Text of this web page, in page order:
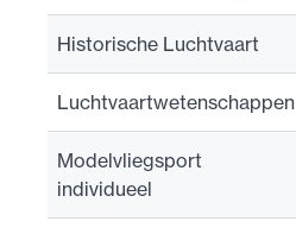
Historische Luchtvaart
Luchtvaartwetenschappen
Modelvliegsport
individueel